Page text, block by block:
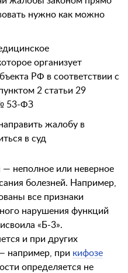
нужно как можно
организует
РФ в соответствии с
2 статьи 29
53-ФЗ
жалобу в
в суд
неполное или неверное
болезней. Например,
все признаки
нарушения функций
«Б-3».
и при других
например, при кифозе
определяется не